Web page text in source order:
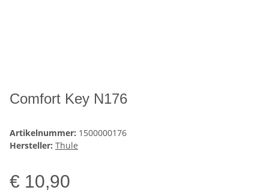
Comfort Key N176
Artikelnummer: 1500000176
Hersteller: Thule
€ 10,90